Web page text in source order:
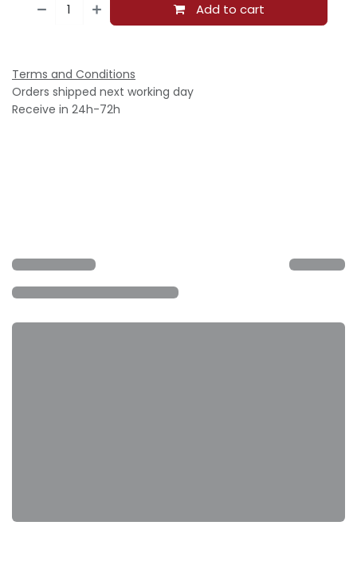
Add to cart
Terms and Conditions
Orders shipped next working day
Receive in 24h-72h